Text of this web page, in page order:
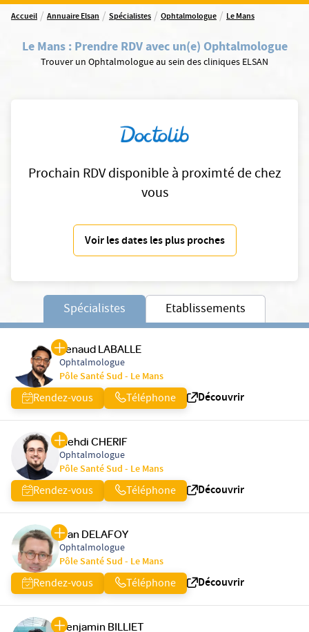
Accueil / Annuaire Elsan / Spécialistes / Ophtalmologue / Le Mans
Le Mans: Prendre RDV avec un(e) Ophtalmologue
Trouver un Ophtalmologue au sein des cliniques ELSAN
Prochain RDV disponible à proximté de chez
vous
Voir les dates les plus proches
Spécialistes Etablissements
Renaud LABALLE
Ophtalmologue
Pôle Santé Sud - Le Mans
Rendez-vous Téléphone Découvrir
Mehdi CHERIF
Ophtalmologue
Pôle Santé Sud - Le Mans
Rendez-vous Téléphone Découvrir
Ivan DELAFOY
Ophtalmologue
Pôle Santé Sud - Le Mans
Rendez-vous Téléphone Découvrir
Benjamin BILLIET